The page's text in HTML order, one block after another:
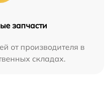
запчасти
от производителя в
складах.